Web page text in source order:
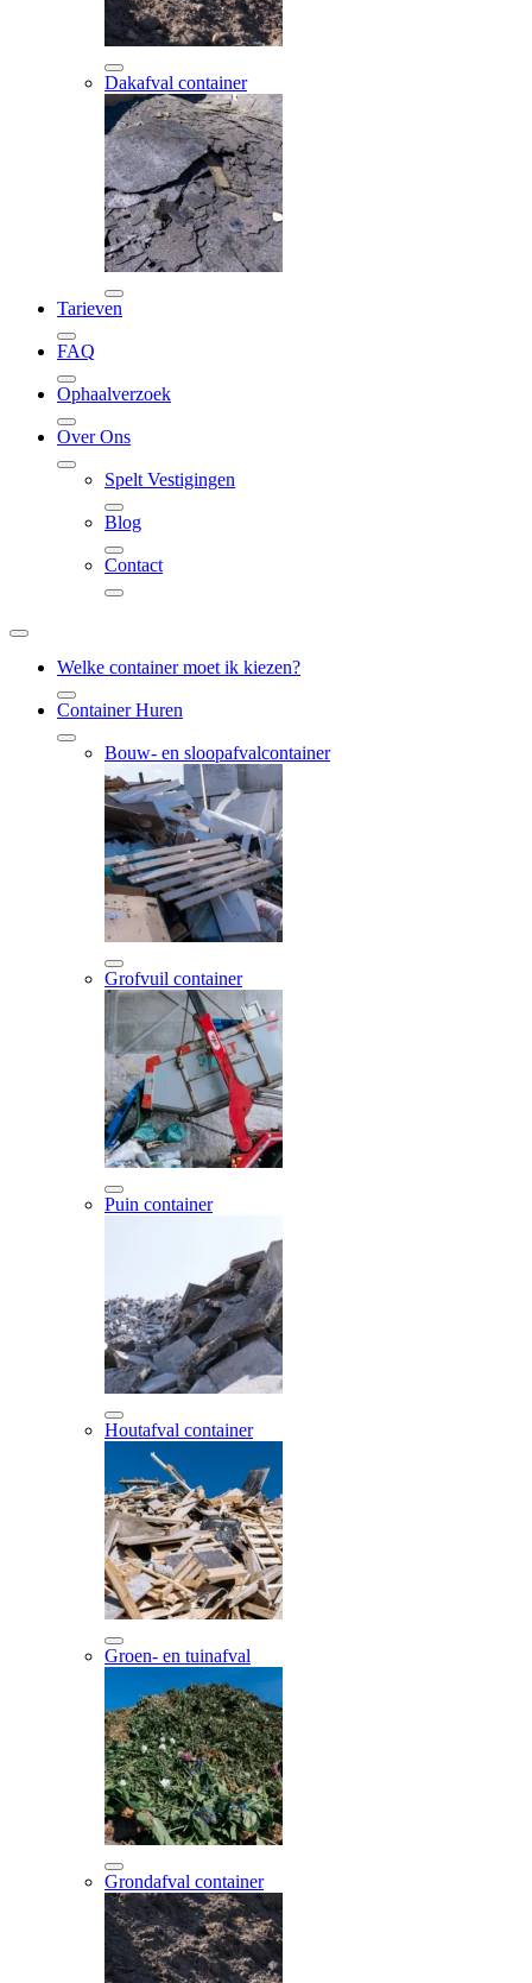
Dakafval container
Tarieven
FAQ
Ophaalverzoek
Over Ons
Spelt Vestigingen
Blog
Contact
Welke container moet ik kiezen?
Container Huren
Bouw- en sloopafvalcontainer
Grofvuil container
Puin container
Houtafval container
Groen- en tuinafval
Grondafval container